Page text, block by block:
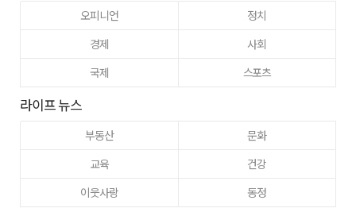
오피니언
정치
경제
사회
국제
스포츠
라이프 뉴스
부동산
문화
교육
건강
이웃사랑
동정